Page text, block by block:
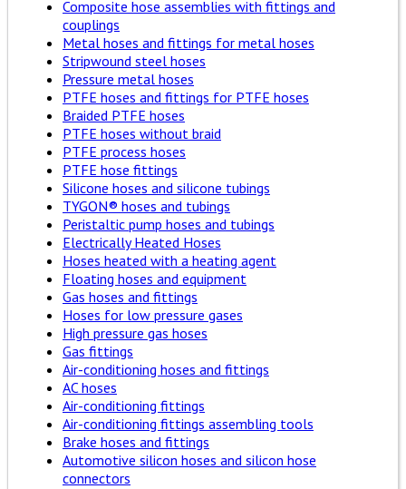
Composite hose assemblies with fittings and
couplings
Metal hoses and fittings for metal hoses
Stripwound steel hoses
Pressure metal hoses
PTFE hoses and fittings for PTFE hoses
Braided PTFE hoses
PTFE hoses without braid
PTFE process hoses
PTFE hose fittings
Silicone hoses and silicone tubings
TYGON® hoses and tubings
Peristaltic pump hoses and tubings
Electrically Heated Hoses
Hoses heated with a heating agent
Floating hoses and equipment
Gas hoses and fittings
Hoses for low pressure gases
High pressure gas hoses
Gas fittings
Air-conditioning hoses and fittings
AC hoses
Air-conditioning fittings
Air-conditioning fittings assembling tools
Brake hoses and fittings
Automotive silicon hoses and silicon hose
connectors